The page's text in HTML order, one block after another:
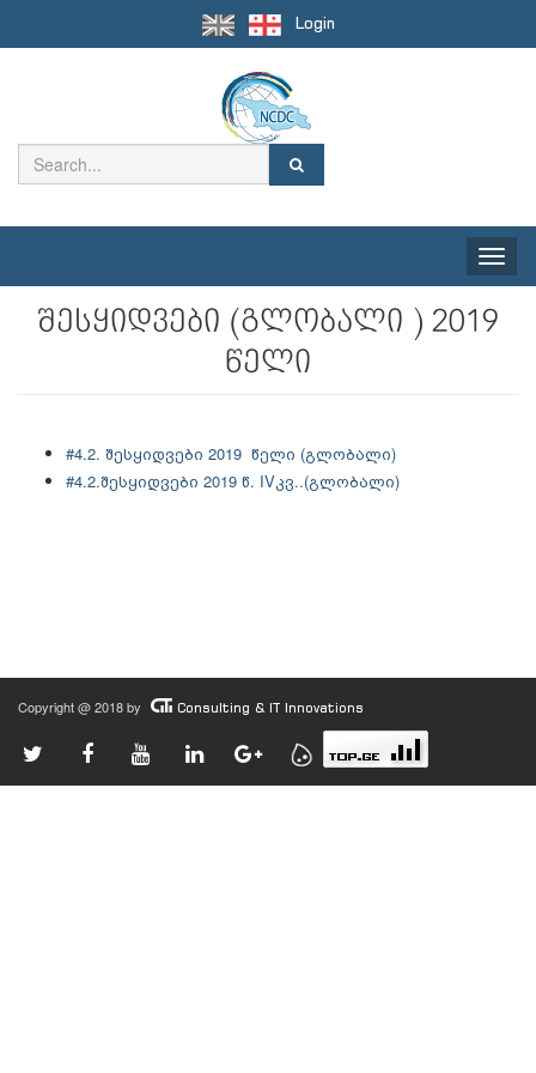
Login
Toggle
შესყიდვები (გლობალი ) 2019
წელი
#4.2. შესყიდვები 2019 წელი (გლობალი)
#4.2.შესყიდვები 2019 წ. IVკვ..(გლობალი)
Copyright @ 2018 by Consulting & IT Innovations